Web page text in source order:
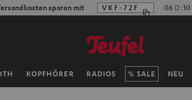
sparen mit VKF-72F 06 D :10
KOPFHÖRER RADIOS SALE NEU